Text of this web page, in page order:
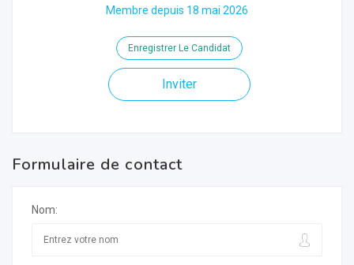
Membre depuis 18 mai 2026
Enregistrer Le Candidat
Inviter
Formulaire de contact
Nom: